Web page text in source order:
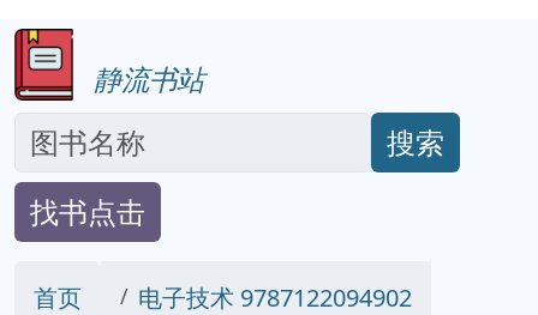
静流书站
搜索
找书点击
首页 电子技术 9787122094902